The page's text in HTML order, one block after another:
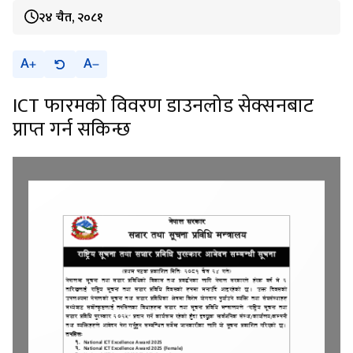
२४ चैत, २०८१
A A
ICT फारमको विवरण डाउनलोड सेक्सनबाट
प्राप्त गर्न सकिन्छ